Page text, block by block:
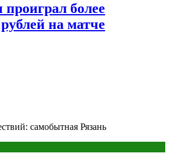
проиграл более
на матче
самобытная Рязань